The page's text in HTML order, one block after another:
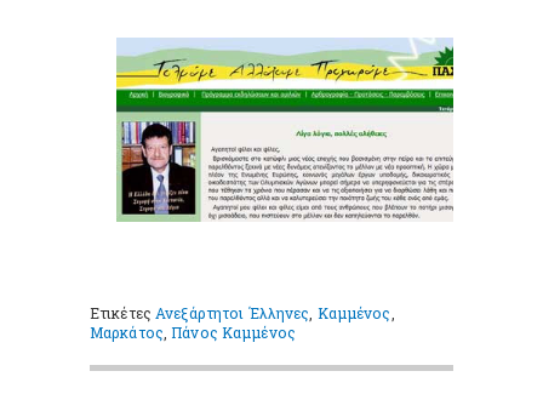
Ετικέτες Ανεξάρτητοι Έλληνες Καμμένος
Μαρκάτος ,Πάνος Καμμένος